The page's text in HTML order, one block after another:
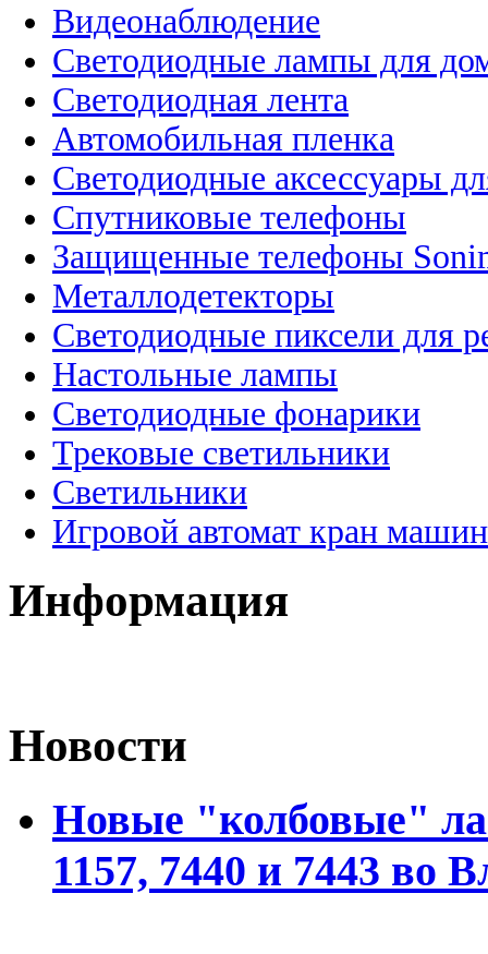
Видеонаблюдение
Светодиодные лампы для
Светодиодная лента
Автомобильная пленка
Светодиодные аксессуары
Спутниковые телефоны
Защищенные телефоны
Металлодетекторы
Светодиодные пиксели для
Настольные лампы
Светодиодные фонарики
Трековые светильники
Светильники
Игровой автомат кран
Информация
Новости
Новые "колбовые"
1157, 7440 и 7443 во